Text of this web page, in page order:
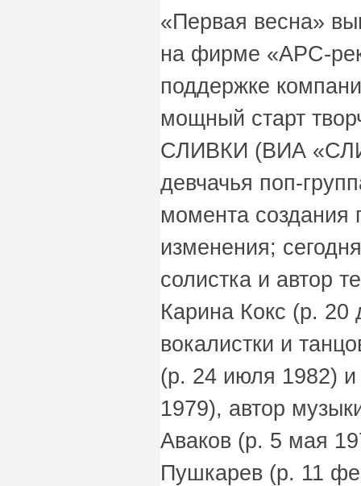
«Первая весна»
на фирме «АРС-
поддержке
мощный старт
СЛИВКИ (ВИА
девчачья поп-
момента создания
изменения;
солистка и автор
Карина Кокс (р. 20
вокалистки и
(р. 24 июля 1982)
1979), автор
Аваков (р. 5 мая
Пушкарев (р. 11